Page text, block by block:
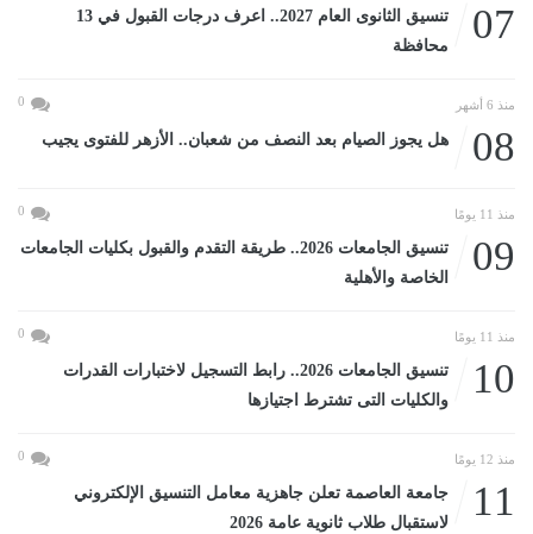
07
تنسيق الثانوى العام 2027.. اعرف درجات القبول في 13
محافظة
منذ 6 أشهر 0
08 هل يجوز الصيام بعد النصف من شعبان.. الأزهر للفتوى يجيب
منذ 11 يومًا 0
09
تنسيق الجامعات 2026.. طريقة التقدم والقبول بكليات الجامعات
الخاصة والأهلية
منذ 11 يومًا 0
10
تنسيق الجامعات 2026.. رابط التسجيل لاختبارات القدرات
والكليات التى تشترط اجتيازها
منذ 12 يومًا 0
11
جامعة العاصمة تعلن جاهزية معامل التنسيق الإلكتروني
لاستقبال طلاب ثانوية عامة 2026